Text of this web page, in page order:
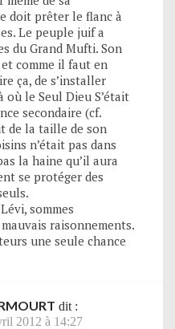
doit prêter le flanc à
Le peuple juif a
du Grand Mufti. Son
comme il faut en
ça, de s’installer
où le Seul Dieu S’était
secondaire (cf.
de la taille de son
n’était pas dans
la haine qu’il aura
se protéger des
sommes
raisonnements.
une seule chance
dit :
2012 à 14:27